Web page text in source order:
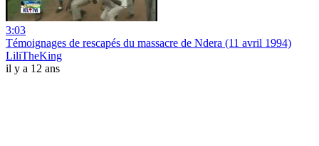
3:03
Témoignages de rescapés du massacre de Ndera (11 avril 1994)
LiliTheKing
il y a 12 ans